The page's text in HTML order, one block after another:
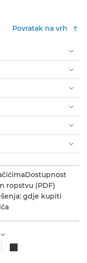
Povratak na vrh
Dostupnost
ropstvu (PDF)
gdje kupiti